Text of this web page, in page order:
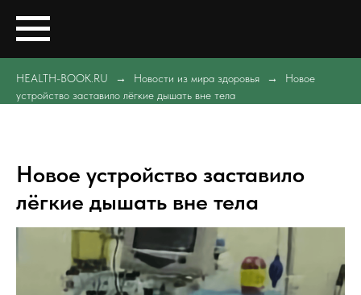
HEALTH-BOOK.RU Новости из мира здоровья
Новое
устройство заставило лёгкие дышать вне тела
Новое устройство заставило
лёгкие дышать вне тела